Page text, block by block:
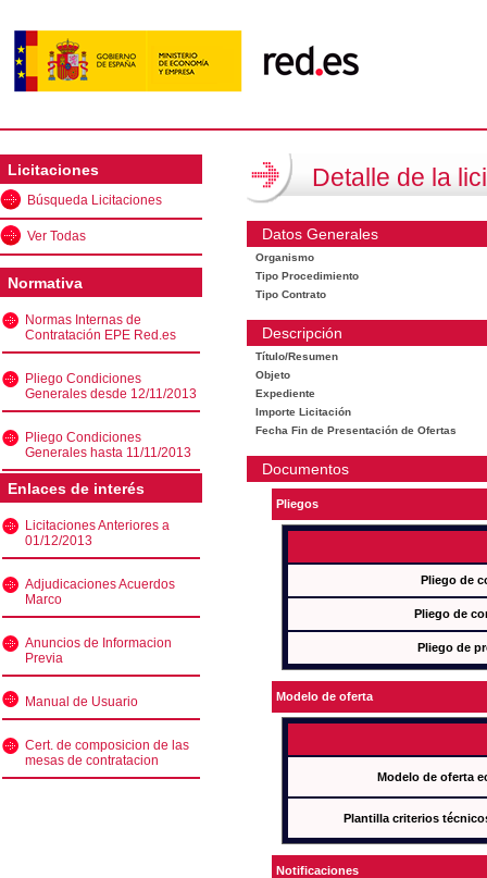
Licitaciones
Búsqueda Licitaciones
Ver Todas
Normativa
Normas Internas de
Contratación EPE Red.es
Pliego Condiciones
Generales desde 12/11/2013
Pliego Condiciones
Generales hasta 11/11/2013
Enlaces de interés
Licitaciones Anteriores a
01/12/2013
Adjudicaciones Acuerdos
Marco
Anuncios de Informacion
Previa
Manual de Usuario
Cert. de composicion de las
mesas de contratacion
Detalle de la
Datos Generales
Organismo
Tipo Procedimiento
Tipo Contrato
Descripción
Título/Resumen
Objeto
Expediente
Importe Licitación
Fecha Fin de Presentación de Ofertas
Documentos
Pliegos
Pliego de
Pliego de
Pliego de
Modelo de oferta
Modelo de oferta
Plantilla criterios
Notificaciones